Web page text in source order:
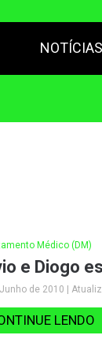
NOTÍCIAS
Médico (DM)
e Diogo
de 2010 |
LENDO